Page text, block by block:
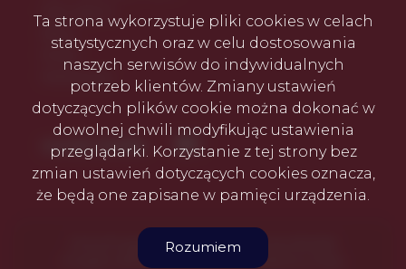
Rodo
Referencje
social media Facebook
Facebook
Firma Prosperty Biuro Nieruchomości © 2026
Program dla biur nieruchomości
Galactica Virgo
Ta strona wykorzystuje pliki cookies w celach
statystycznych oraz w celu dostosowania
naszych serwisów do indywidualnych
potrzeb klientów. Zmiany ustawień
dotyczących plików cookie można dokonać w
dowolnej chwili modyfikując ustawienia
przeglądarki. Korzystanie z tej strony bez
zmian ustawień dotyczących cookies oznacza,
że będą one zapisane w pamięci urządzenia.
Rozumiem